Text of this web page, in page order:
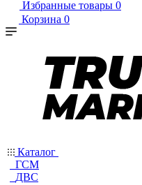
Избранные товары 0
Корзина 0
Каталог
ГСМ
ДВС